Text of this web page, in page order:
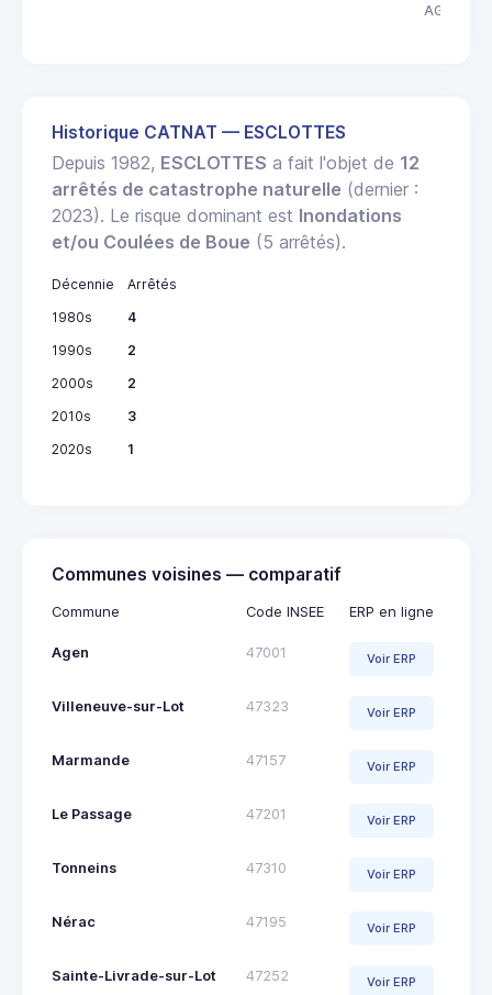
AGEN
Historique CATNAT — ESCLOTTES
Depuis 1982, ESCLOTTES a fait l'objet de 12
arrêtés de catastrophe naturelle (dernier :
2023). Le risque dominant est Inondations
et/ou Coulées de Boue (5 arrêtés).
Décennie
Arrêtés
1980s
4
1990s
2
2000s
2
2010s
3
2020s
1
Communes voisines — comparatif
Commune Code INSEE ERP en ligne
Agen 47001 Voir ERP
Villeneuve-sur-Lot 47323 Voir ERP
Marmande 47157 Voir ERP
Le Passage 47201 Voir ERP
Tonneins 47310 Voir ERP
Nérac 47195 Voir ERP
Sainte-Livrade-sur-Lot 47252 Voir ERP